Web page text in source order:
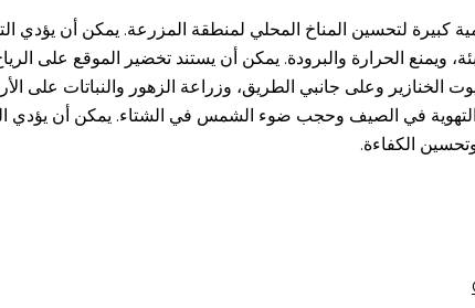
كبيرة لتحسين المناخ المحلي لمنطقة المزرعة. يمكن أن يؤدي
ويمنع الحرارة والبرودة. يمكن أن يستند تخضير الموقع على
الخنازير وعلى جانبي الطريق، وزراعة الزهور والنباتات على
في الصيف وحجب ضوء الشمس في الشتاء. يمكن أن يؤدي
الكفاءة.